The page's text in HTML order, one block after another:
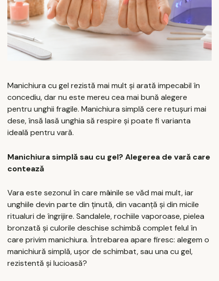
Manichiura cu gel rezistă mai mult și arată impecabil în
concediu, dar nu este mereu cea mai bună alegere
pentru unghii fragile. Manichiura simplă cere retușuri mai
dese, însă lasă unghia să respire și poate fi varianta
ideală pentru vară.
Manichiura simplă sau cu gel? Alegerea de vară care
contează
Vara este sezonul în care mâinile se văd mai mult, iar
unghiile devin parte din ținută, din vacanță și din micile
ritualuri de îngrijire. Sandalele, rochiile vaporoase, pielea
bronzată și culorile deschise schimbă complet felul în
care privim manichiura. Întrebarea apare firesc: alegem o
manichiură simplă, ușor de schimbat, sau una cu gel,
rezistentă și lucioasă?